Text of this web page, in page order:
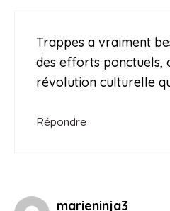
Trappes a vraiment
des efforts ponctuels,
révolution culturelle
Répondre
marieninja3